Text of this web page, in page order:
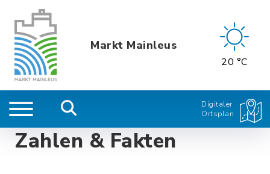
Markt Mainleus
20 °C
Digitaler
Ortsplan
Zahlen & Fakten